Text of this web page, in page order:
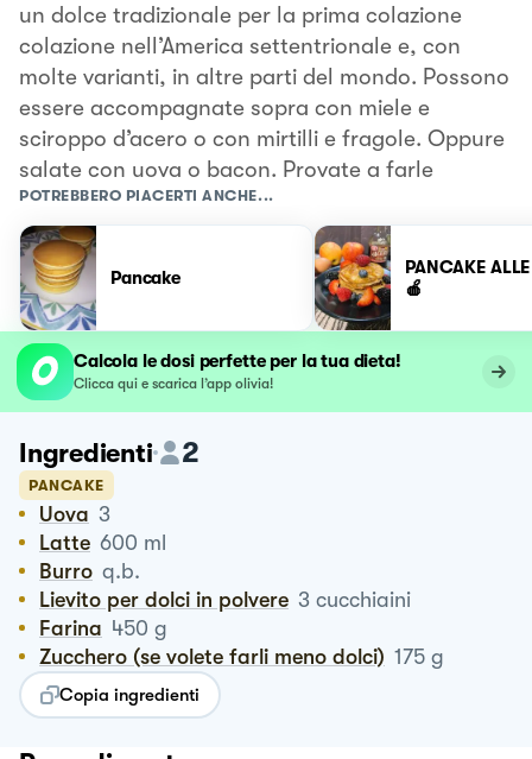
un dolce tradizionale per la prima colazione
colazione nell’America settentrionale e, con
molte varianti, in altre parti del mondo. Possono
essere accompagnate sopra con miele e
sciroppo d’acero o con mirtilli e fragole. Oppure
salate con uova o bacon. Provate a farle
POTREBBERO PIACERTI ANCHE...
Pancake
PANCAKE
🍎
Calcola le dosi perfette per la tua dieta!
Clicca qui e scarica l’app olivia!
Ingredienti 2
PANCAKE
Uova 3
Latte 600 ml
Burro q.b.
Lievito per dolci in polvere 3 cucchiaini
Farina 450 g
Zucchero (se volete farli meno dolci) 175 g
Copia ingredienti